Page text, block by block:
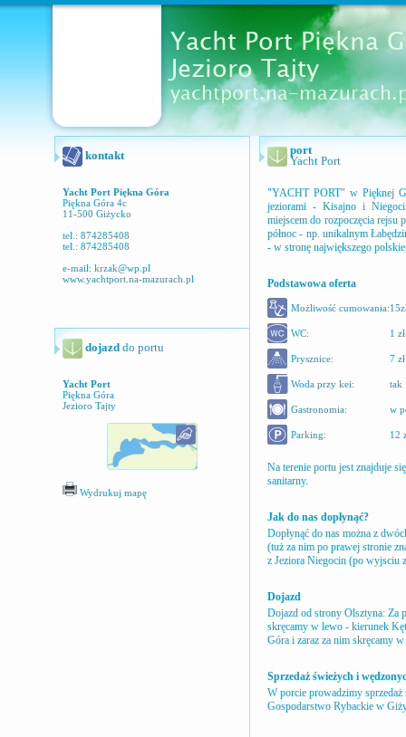
kontakt
Yacht Port Piękna Góra
Piękna Góra 4c
11-500 Giżycko
tel.: 874285408
tel.: 874285408
e-mail: krzak@wp.pl
www.yachtport.na-mazurach.pl
dojazd do portu
Yacht Port
Piękna Góra
Jezioro Tajty
Wydrukuj mapę
port
Yacht Port
"YACHT PORT" w Pięknej
jeziorami - Kisajno i
miejscem do rozpoczęcia rejsu
północ - np. unikalnym
- w stronę największego
Podstawowa oferta
Możliwość cumowania:
WC: 1 zł
Prysznice: 7
Woda przy kei: tak
Gastronomia: w
Parking: 12
Na terenie portu jest znajduje
sanitarny.
Jak do nas dopłynąć?
Dopłynąć do nas można z
(tuż za nim po prawej stronie
z Jeziora Niegocin (po wyjsciu
Dojazd
Dojazd od strony Olsztyna: Za
skręcamy w lewo - kierunek
Góra i zaraz za nim skręcamy
Sprzedaż świeżych i
W porcie prowadzimy
Gospodarstwo Rybackie w